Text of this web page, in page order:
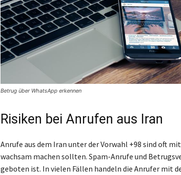
Betrug über WhatsApp erkennen
Risiken bei Anrufen aus Iran
Anrufe aus dem Iran unter der Vorwahl +98 sind oft
wachsam machen sollten. Spam-Anrufe und
geboten ist. In vielen Fällen handeln die Anrufer mit